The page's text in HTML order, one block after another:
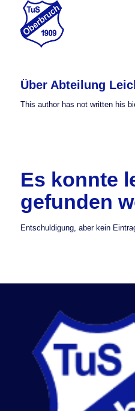
Über Abteilung
This author has not written his
Es konnte
gefunden
Entschuldigung, aber kein